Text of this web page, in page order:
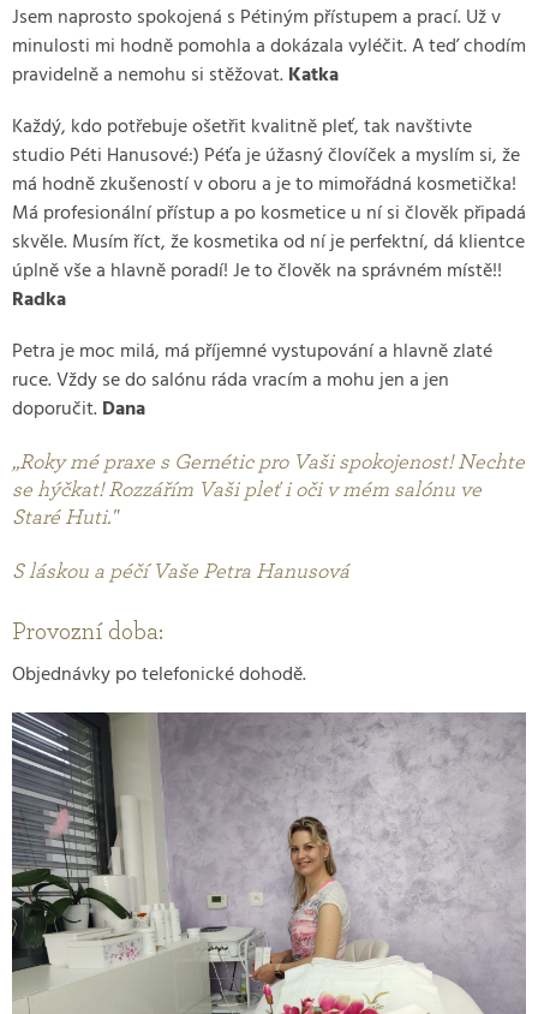
Jsem naprosto spokojená s Pétiným přístupem a prací. Už v
minulosti mi hodně pomohla a dokázala vyléčit. A teď chodím
pravidelně a nemohu si stěžovat.Katka
Každý, kdo potřebuje ošetřit kvalitně pleť, tak navštivte
studio Péti Hanusové:) Péťa je úžasný človíček a myslím si, že
má hodně zkušeností v oboru a je to mimořádná kosmetička!
Má profesionální přístup a po kosmetice u ní si člověk připadá
skvěle. Musím říct, že kosmetika od ní je perfektní, dá klientce
úplně vše a hlavně poradí! Je to člověk na správném místě!!
Radka
Petra je moc milá, má příjemné vystupování a hlavně zlaté
ruce. Vždy se do salónu ráda vracím a mohu jen a jen
doporučit.Dana
„Roky mé praxe s Gernétic pro Vaši spokojenost! Nechte
se hýčkat! Rozzářím Vaši pleť i oči v mém salónu ve
Staré Huti."
S láskou a péčí Vaše Petra Hanusová
Provozní doba:
Objednávky po telefonické dohodě.